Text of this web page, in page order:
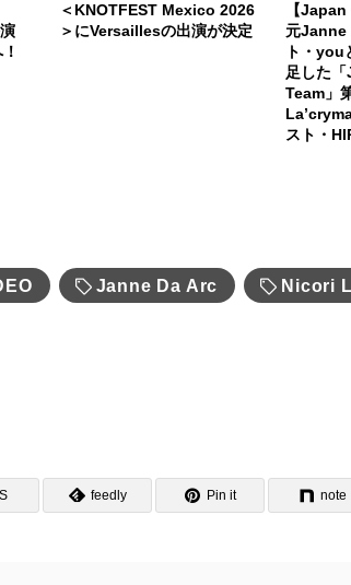
＜KNOTFEST Mexico 2026
＞にVersaillesの出演が決定
【
元Janne
ト・you
足した
Team」
スト・
Janne Da Arc
Nicori
feedly Pin it note